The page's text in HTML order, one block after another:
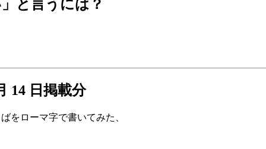
と言うには？
14 日掲載分
をローマ字で書いてみた、